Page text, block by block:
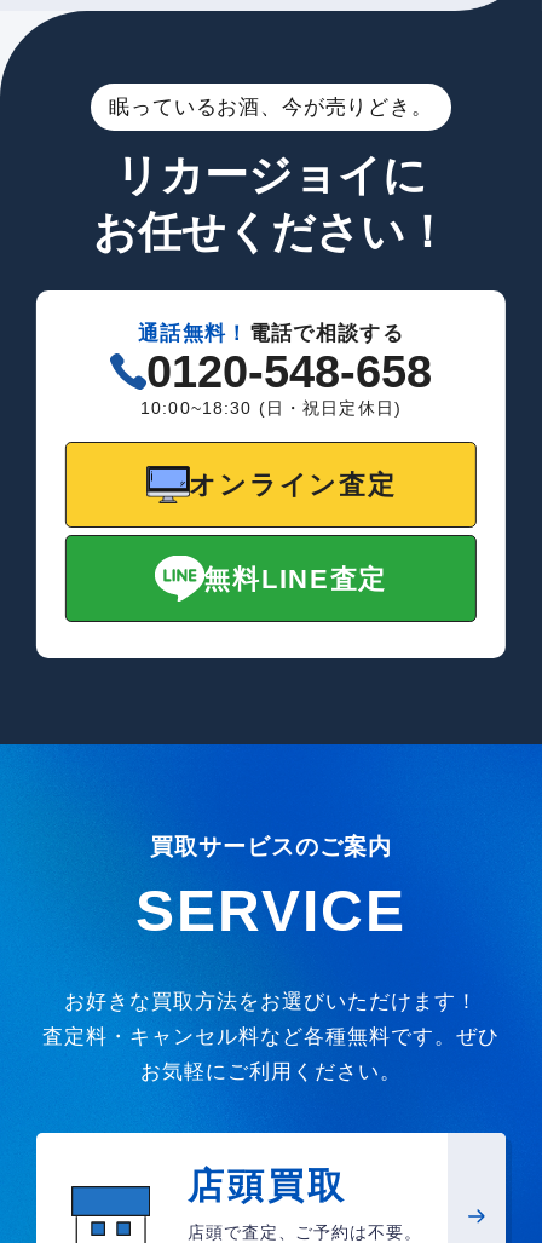
眠っているお酒、今が売りどき。
リカージョイに
お任せください！
通話無料！ 電話で相談する
0120-548-658
10:00~18:30 (日・祝日定休日)
オンライン査定
無料LINE査定
買取サービスのご案内
SERVICE
お好きな買取方法をお選びいただけます！
査定料・キャンセル料など各種無料です。ぜひ
お気軽にご利用ください。
店頭買取
店頭で査定、ご予約は不要。